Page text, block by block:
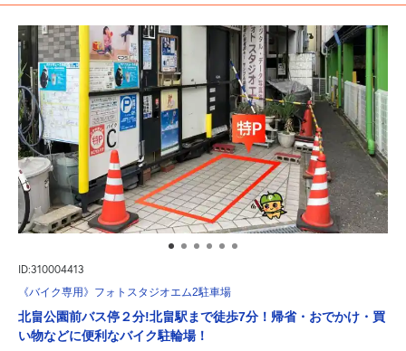
ID:310004413
《バイク専用》フォトスタジオエム2駐車場
北畠公園前バス停２分!北畠駅まで徒歩7分！帰省・おでかけ・買
い物などに便利なバイク駐輪場！